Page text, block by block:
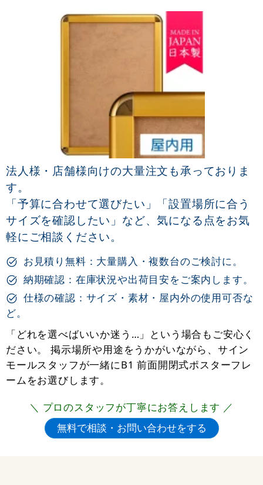
法人様・店舗様向けの大量注文も承っておりま
す。
「予算に合わせて選びたい」「設置場所に合う
サイズを確認したい」など、気になる点をお気
軽にご相談ください。
お見積り無料：大量購入・複数台のご検討に。
納期確認：在庫状況や出荷目安をご案内します。
仕様の確認：サイズ・素材・屋内外の使用可否な
ど。
「どれを選べばいいか迷う…」という場合もご安心く
ださい。 掲示場所や用途をうかがいながら、サイン
モールスタッフが一緒にB1 前面開閉式ポスターフレ
ームをお選びします。
＼ プロのスタッフが丁寧にお答えします ／